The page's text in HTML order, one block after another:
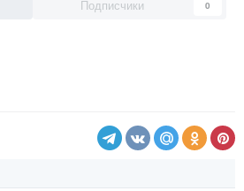
Подписчики 0